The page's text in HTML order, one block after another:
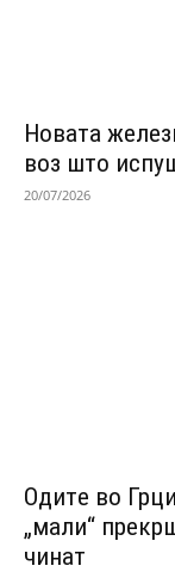
Новата
воз што
20/07/2026
Одитe во
„мали“
чинат